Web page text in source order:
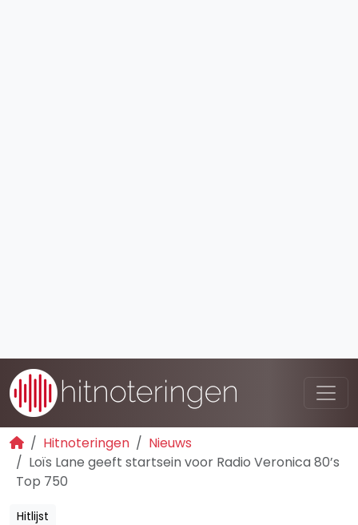
Hitnoteringen
Nieuws
Loïs Lane geeft startsein voor Radio Veronica 80’s
Top 750
Hitlijst